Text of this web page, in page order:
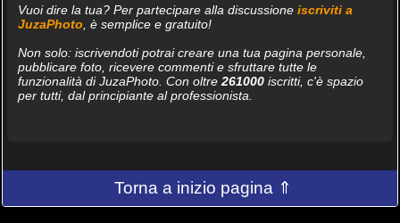
Vuoi dire la tua? Per partecipare alla discussione iscriviti a
JuzaPhoto , è semplice e gratuito!
Non solo: iscrivendoti potrai creare una tua pagina personale,
pubblicare foto, ricevere commenti e sfruttare tutte le
funzionalità di JuzaPhoto. Con oltre 261000iscritti, c'è spazio
per tutti, dal principiante al professionista.
Torna a inizio pagina ⇑